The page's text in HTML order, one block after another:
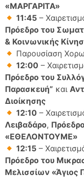
«ΜΑΡΓΑΡΙΤΑ»
11:45 –
Πρόεδρο του
& Κοινωνικής
Παρουσίαση
12:00 –
Πρόεδρο του
Παρασκευή” και
Διοίκησης
12:10 –
Λειβαδάρο,
«ΕΘΕΛΟΝΤΟΥΜΕ»
12:15 –
Πρόεδρο του
Μελισσίων «Άγιος